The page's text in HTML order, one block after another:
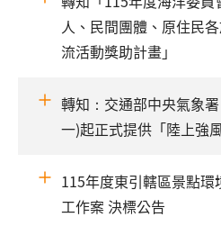
人、民間團體、原住民
流活動獎助計畫」
轉知：交通部中央氣象
一)起正式提供「陸上強
115年度東引轄區景點
工作案 決標公告